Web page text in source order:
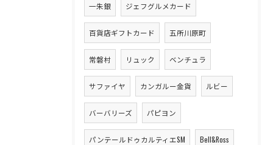
一朱銀 ジェフグルメカード
百貨店ギフトカード 五所川原町
常磐村 リュック ベンチュラ
サファイヤ カンガルー金貨 ルビー
バーバリーズ パピヨン
パンテールドゥカルティエSM Bell&Ross